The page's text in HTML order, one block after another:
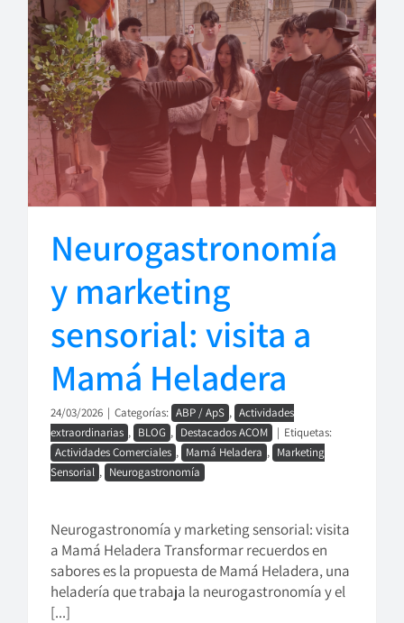
Neurogastronomía
y marketing
sensorial: visita a
Mamá Heladera
24/03/2026 | Categorías: ABP / ApS , Actividades
extraordinarias , BLOG , Destacados ACOM | Etiquetas:
Actividades Comerciales , Mamá Heladera , Marketing
Sensorial , Neurogastronomía
Neurogastronomía y marketing sensorial: visita
a Mamá Heladera Transformar recuerdos en
sabores es la propuesta de Mamá Heladera, una
heladería que trabaja la neurogastronomía y el
[...]